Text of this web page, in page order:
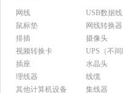
网线
USB数据线
鼠标垫
网线转换器
排插
摄像头
视频转换卡
插座
水晶头
理线器
线缆
其他计算机设备
集线器